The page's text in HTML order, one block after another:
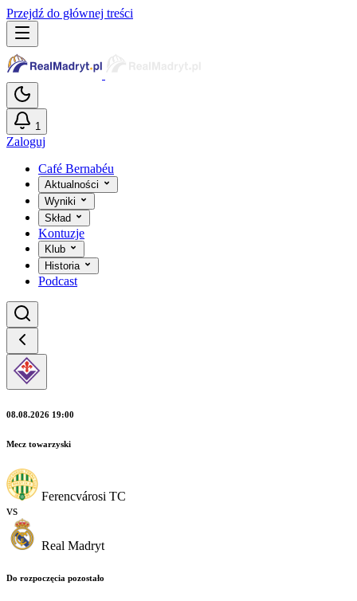
Przejdź do głównej treści
1
Zaloguj
Café Bernabéu
Aktualności
Wyniki
Skład
Kontuzje
Klub
Historia
Podcast
08.08.2026 19:00
Mecz towarzyski
Ferencvárosi TC
vs
Real Madryt
Do rozpoczęcia pozostało